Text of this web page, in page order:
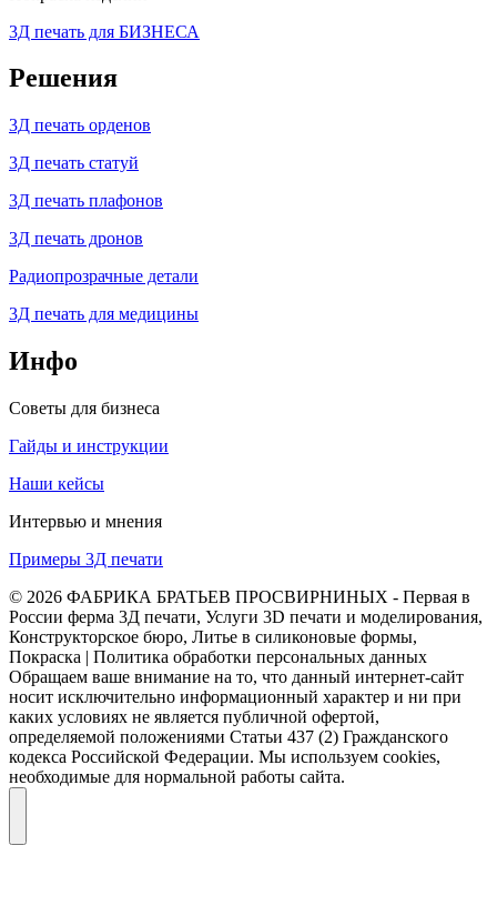
3Д печать для БИЗНЕСА
Решения
3Д печать орденов
3Д печать статуй
3Д печать плафонов
3Д печать дронов
Радиопрозрачные детали
3Д печать для медицины
Инфо
Советы для бизнеса
Гайды и инструкции
Наши кейсы
Интервью и мнения
Примеры 3Д печати
© 2026 ФАБРИКА БРАТЬЕВ ПРОСВИРНИНЫХ - Первая в
России ферма 3Д печати, Услуги 3D печати и моделирования,
Конструкторское бюро, Литье в силиконовые формы,
Покраска | Политика обработки персональных данных
Обращаем ваше внимание на то, что данный интернет-сайт
носит исключительно информационный характер и ни при
каких условиях не является публичной офертой,
определяемой положениями Статьи 437 (2) Гражданского
кодекса Российской Федерации. Мы используем cookies,
необходимые для нормальной работы сайта.